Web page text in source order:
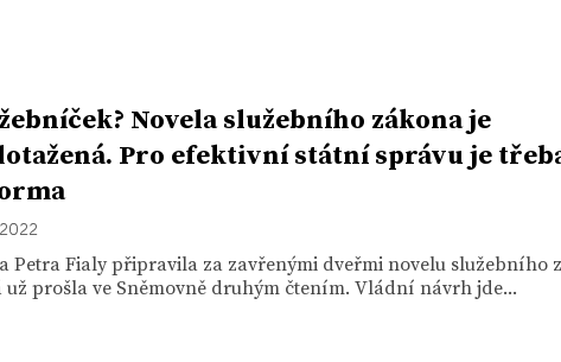
Novela služebního zákona je
Pro efektivní státní správu je
2022
Petra Fialy připravila za zavřenými dveřmi novelu služebního
už prošla ve Sněmovně druhým čtením. Vládní návrh jde...